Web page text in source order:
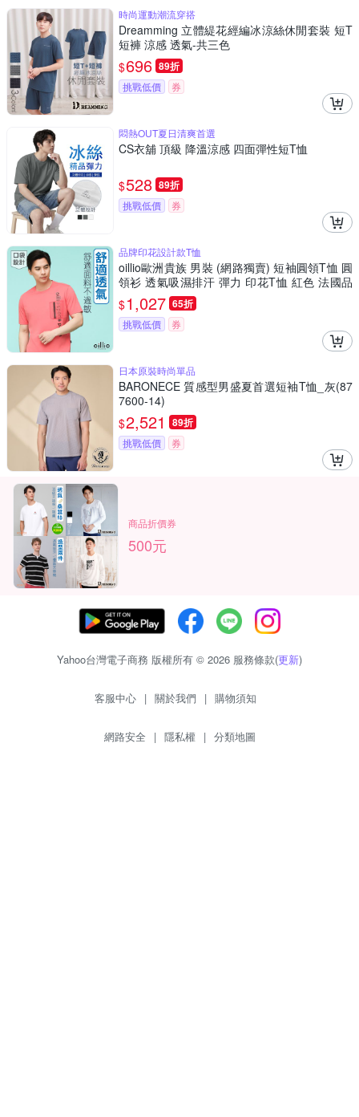
時尚運動潮流穿搭
Dreamming 立體緹花經編冰涼絲休閒套裝 短T
短褲 涼感 透氣-共三色
$696 89折
挑戰低價 券
悶熱OUT夏日清爽首選
CS衣舖 頂級 降溫涼感 四面彈性短T恤
$528 89折
挑戰低價 券
品牌印花設計款T恤
oillio歐洲貴族 男裝 (網路獨賣) 短袖圓領T恤 圓
領衫 透氣吸濕排汗 彈力 印花T恤 紅色 法國品
牌
$1,027 65折
挑戰低價 券
日本原裝時尚單品
BARONECE 質感型男盛夏首選短袖T恤_灰(87
7600-14)
$2,521 89折
挑戰低價 券
商品折價券
500元
Yahoo台灣電子商務 版權所有 © 2026 服務條款(更新)
客服中心 | 關於我們 | 購物須知
網路安全 | 隱私權 | 分類地圖